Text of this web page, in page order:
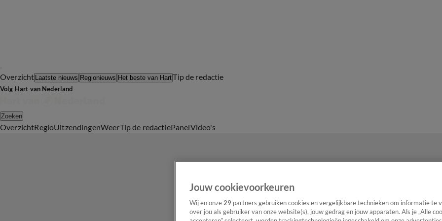
Overzicht Laatste nieuws Regionieuws Het beste van HartTip de redactie
Volg Hart van Nederland
Zoeken
OverzichtRegioUitzendingenWeerTip de redactiePanelVideo's
Jouw cookievoorkeuren
Wij en onze 29 partners gebruiken cookies en vergelijkbare technieken om informatie te
over jou als gebruiker van onze website(s), jouw gedrag en jouw apparaten. Als je „Alle